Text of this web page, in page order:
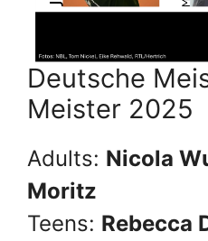
Deutsche
Meister 2025
Adults: Nicola
Moritz
Teens: Rebecca